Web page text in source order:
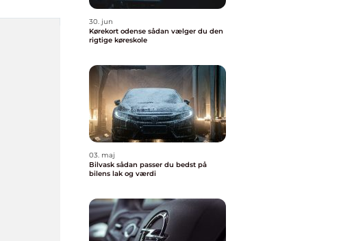
30. jun
Kørekort odense sådan vælger du den
rigtige køreskole
03. maj
Bilvask sådan passer du bedst på
bilens lak og værdi